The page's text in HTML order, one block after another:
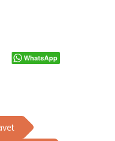
WhatsApp